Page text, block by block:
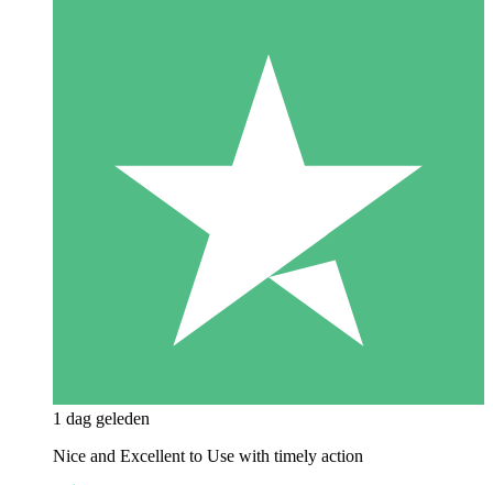
1 dag geleden
Nice and Excellent to Use with timely action